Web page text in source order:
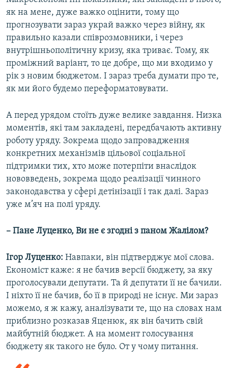
як на мене, дуже важко оцінити, тому що
прогнозувати зараз украй важко через війну, як
правильно казали співрозмовники, і через
внутрішньополітичну кризу, яка триває. Тому, як
проміжний варіант, то це добре, що ми входимо у
рік з новим бюджетом. І зараз треба думати про те,
як ми його будемо переформатовувати.
А перед урядом стоїть дуже велике завдання. Низка
моментів, які там закладені, передбачають активну
роботу уряду. Зокрема щодо запровадження
конкретних механізмів цільової соціальної
підтримки тих, хто може потерпіти внаслідок
нововведень, зокрема щодо реалізації чинного
законодавства у сфері детінізації і так далі. Зараз
уже м’яч на полі уряду.
– Пане Луценко, Ви не є згодні з паном Жалілом?
Ігор Луценко: Навпаки, він підтверджує мої слова.
Економіст каже: я не бачив версії бюджету, за яку
проголосували депутати. Та й депутати її не бачили.
І ніхто її не бачив, бо її в природі не існує. Ми зараз
можемо, я ж кажу, аналізувати те, що на словах нам
приблизно розказав Яценюк, як він бачить свій
майбутній бюджет. А на момент голосування
бюджету як такого не було. От у чому питання.